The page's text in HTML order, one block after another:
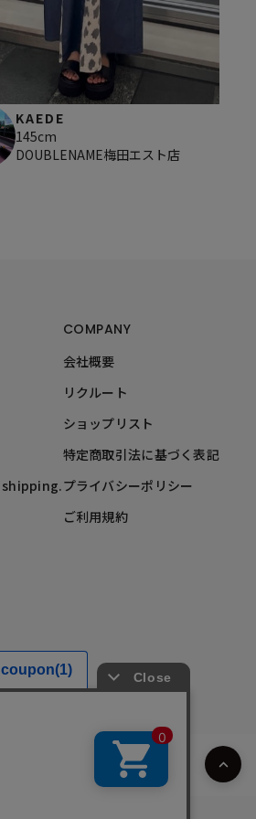
KAEDE
145cm
DOUBLENAME梅田エスト店
shipping.
COMPANY
会社概要
リクルート
ショップリスト
特定商取引法に基づく表記
プライバシーポリシー
ご利用規約